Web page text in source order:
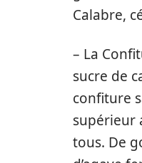
Calabre,
– La
sucre de
confiture
supérieur
tous. De